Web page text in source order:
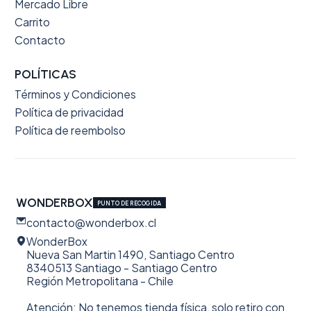
Mercado Libre
Carrito
Contacto
POLÍTICAS
Términos y Condiciones
Política de privacidad
Política de reembolso
WONDERBOX PUNTO DE RECOGIDA
contacto@wonderbox.cl
WonderBox
Nueva San Martin 1490, Santiago Centro
8340513 Santiago - Santiago Centro
Región Metropolitana - Chile
Atención: No tenemos tienda física, solo retiro con